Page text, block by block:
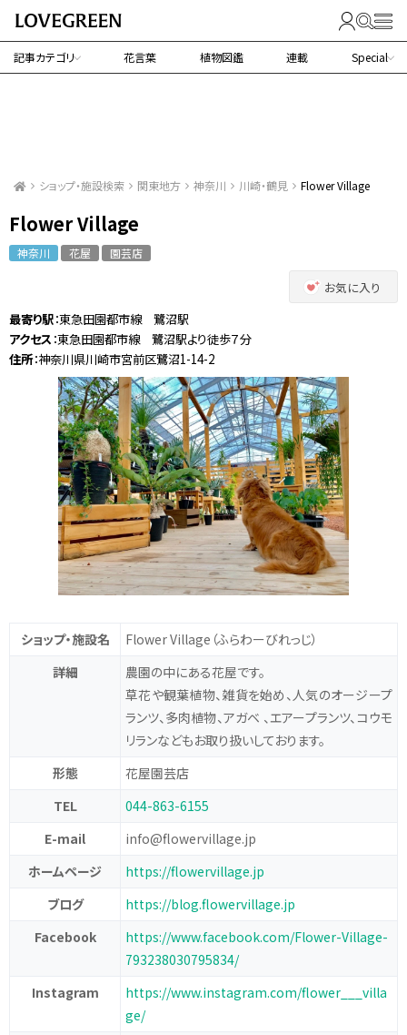
記事カテゴリ 花言葉 植物図鑑 連載 Special
ショップ・施設検索 関東地方 神奈川 川崎・鶴見 Flower Village
Flower Village
神奈川 花屋 園芸店
お気に入り
最寄り駅：東急田園都市線 鷺沼駅
アクセス ：東急田園都市線 鷺沼駅より徒歩７分
住所：神奈川県川崎市宮前区鷺沼1-14-2
ショップ・施設名 Flower Village （ふらわーびれっじ）
詳細
農園の中にある花屋です。
草花や観葉植物、雑貨を始め、人気のオージープ
ランツ、多肉植物、アガベ 、エアープランツ、コウモ
リランなどもお取り扱いしております。
形態
花屋園芸店
TEL
044-863-6155
E-mail
info@flowervillage.jp
ホームページ
https://flowervillage.jp
ブログ
https://blog.flowervillage.jp
Facebook
https://www.facebook.com/Flower-Village-
793238030795834/
Instagram
https://www.instagram.com/flower___villa
ge/